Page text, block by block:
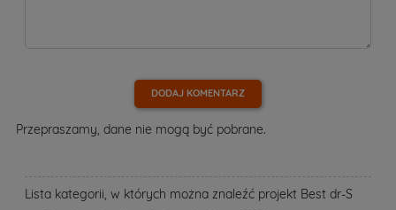
DODAJ KOMENTARZ
Przepraszamy, dane nie mogą być pobrane.
Lista kategorii, w których można znaleźć projekt Best dr-S